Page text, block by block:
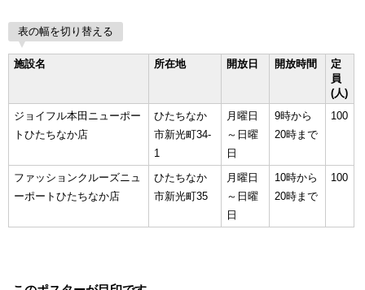
表の幅を切り替える
施設名 所在地 開放日 開放時間
定
員
(人)
ジョイフル本田ニューポー
トひたちなか店
ひたちなか
市新光町34-
1
月曜日
～日曜
日
9時から
20時まで
100
ファッションクルーズニュ
ーポートひたちなか店
ひたちなか
市新光町35
月曜日
～日曜
日
10時から
20時まで
100